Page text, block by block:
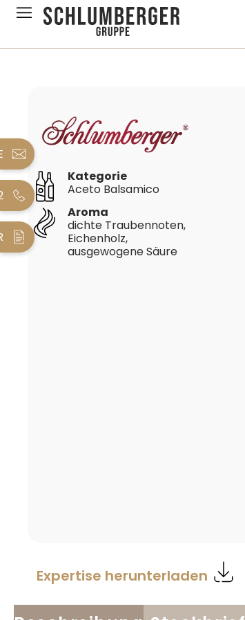
Zur Hauptnavigation springen
Kategorie
Aceto Balsamico
Aroma
dichte Traubennoten,
Eichenholz,
ausgewogene Säure
Expertise herunterladen